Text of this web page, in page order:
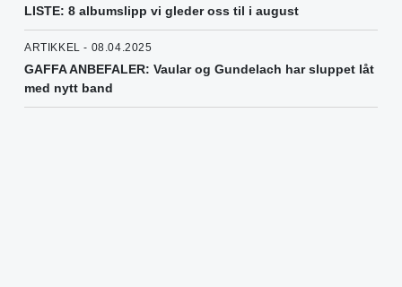
LISTE: 8 albumslipp vi gleder oss til i august
ARTIKKEL - 08.04.2025
GAFFA ANBEFALER: Vaular og Gundelach har sluppet låt
med nytt band